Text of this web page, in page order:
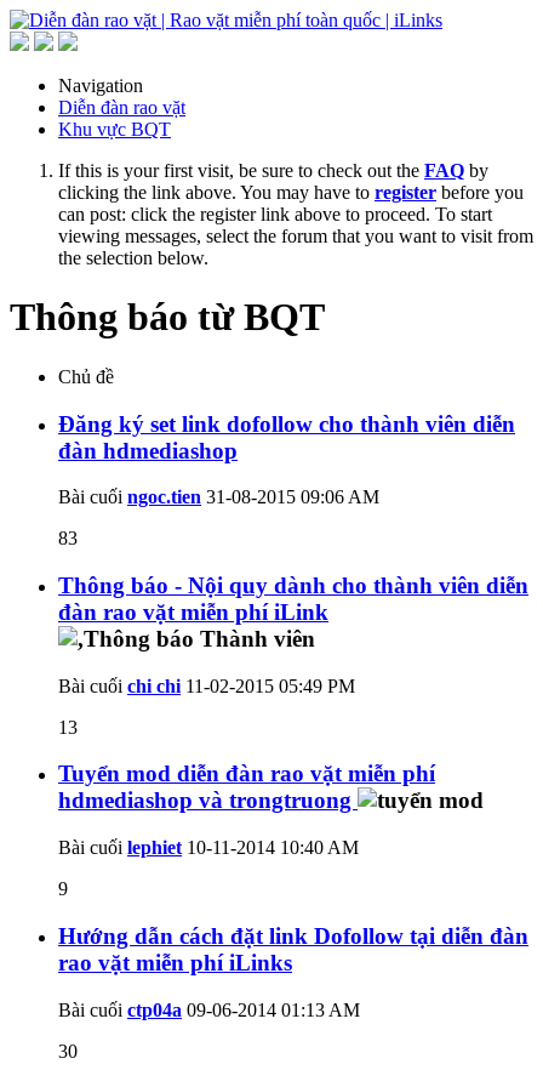
Navigation
Diễn đàn rao vặt
Khu vực BQT
If this is your first visit, be sure to check out the FAQ by
clicking the link above. You may have to register before you
can post: click the register link above to proceed. To start
viewing messages, select the forum that you want to visit from
the selection below.
Thông báo từ BQT
Chủ đề
Đăng ký set link dofollow cho thành viên diễn
đàn hdmediashop
Bài cuối ngoc.tien 31-08-2015 09:06 AM
83
Thông báo - Nội quy dành cho thành viên diễn
đàn rao vặt miễn phí iLink
Bài cuối chi chi 11-02-2015 05:49 PM
13
Tuyển mod diễn đàn rao vặt miễn phí
hdmediashop và trongtruong
Bài cuối lephiet 10-11-2014 10:40 AM
9
Hướng dẫn cách đặt link Dofollow tại diễn đàn
rao vặt miễn phí iLinks
Bài cuối ctp04a 09-06-2014 01:13 AM
30